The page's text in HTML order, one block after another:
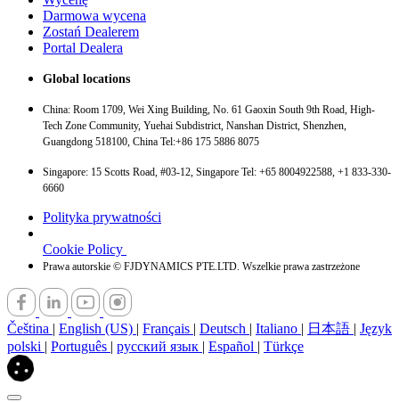
Darmowa wycena
Zostań Dealerem
Portal Dealera
Global locations
China: Room 1709, Wei Xing Building, No. 61 Gaoxin South 9th Road, High-
Tech Zone Community, Yuehai Subdistrict, Nanshan District, Shenzhen,
Guangdong 518100, China Tel:+86 175 5886 8075
Singapore: 15 Scotts Road, #03-12, Singapore Tel: +65 8004922588, +1 833-330-
6660
Polityka prywatności
Cookie Policy
Prawa autorskie © FJDYNAMICS PTE.LTD. Wszelkie prawa zastrzeżone
Čeština English (US) Français Deutsch Italiano 日本語
Język
polski
Português русский язык Español Türkçe